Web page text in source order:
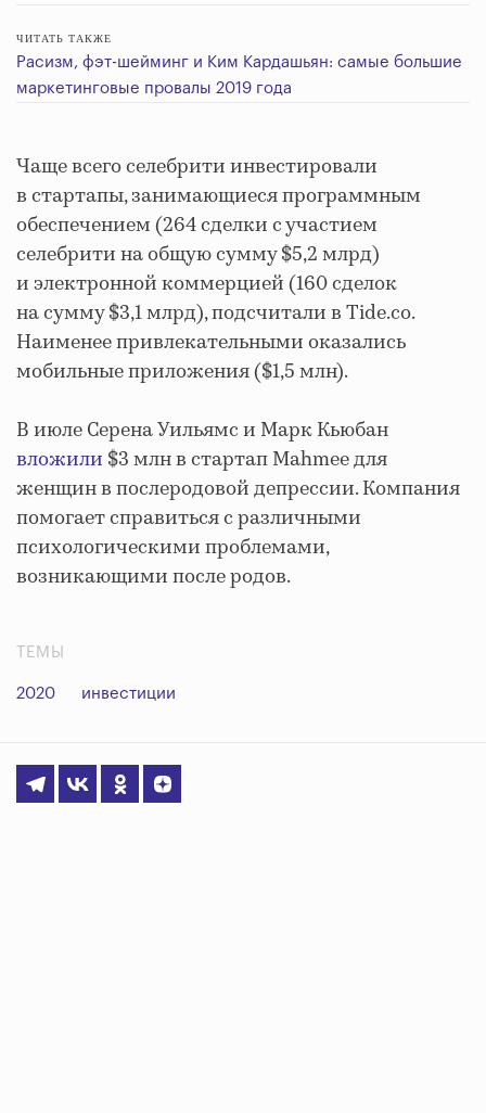
ЧИТАТЬ ТАКЖЕ
Расизм, фэт-шейминг и Ким Кардашьян: самые большие
маркетинговые провалы 2019 года
Чаще всего селебрити инвестировали
в стартапы, занимающиеся программным
обеспечением (264 сделки с участием
селебрити на общую сумму $5,2 млрд)
и электронной коммерцией (160 сделок
на сумму $3,1 млрд), подсчитали в Tide.co.
Наименее привлекательными оказались
мобильные приложения ($1,5 млн).
В июле Серена Уильямс и Марк Кьюбан
вложили $3 млн в стартап Mahmee для
женщин в послеродовой депрессии. Компания
помогает справиться с различными
психологическими проблемами,
возникающими после родов.
ТЕМЫ
2020 инвестиции